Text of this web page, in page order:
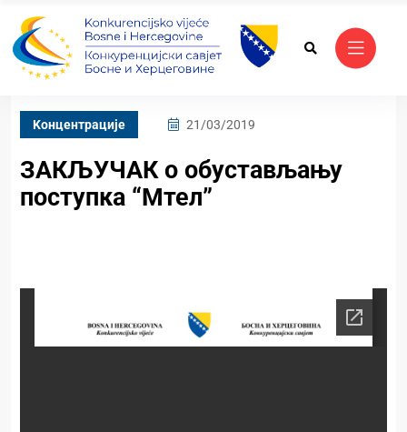
Kонцентрације 21/03/2019
ЗАКЉУЧАК о обустављању
поступка “Мтел”